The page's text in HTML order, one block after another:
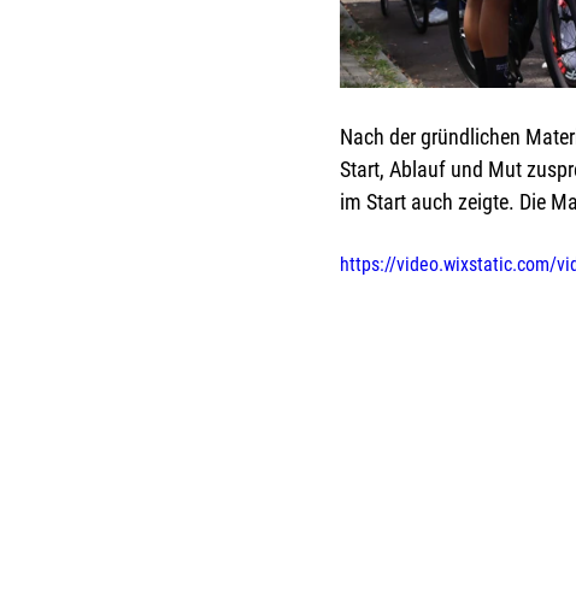
Nach der gründlichen
Start, Ablauf und Mut
im Start auch zeigte. Die
https://video.wixstatic.com/